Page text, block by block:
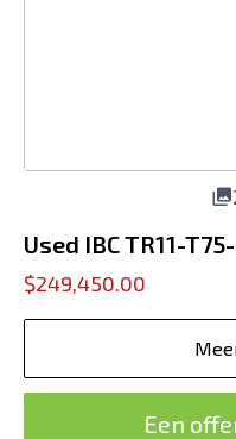
Used IBC TR11-
$249,450.00
Een